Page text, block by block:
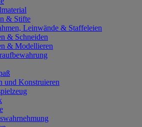
& Stifte
Leinwände & Staffeleien
& Schneiden
& Modellieren
und Konstruieren